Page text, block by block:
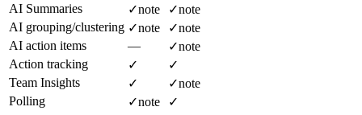
AI Summaries
✓note ✓note
AI grouping/clustering ✓note ✓note
AI action items
— ✓note
Action tracking
✓
✓
Team Insights
✓ ✓note
Polling
✓note
✓